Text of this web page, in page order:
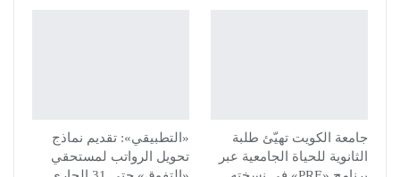
«التطبيقي»: تقديم نماذج
تحويل الرواتب لمستحقي
جامعة الكويت تهيّئ طلبة
الثانوية للحياة الجامعية عبر